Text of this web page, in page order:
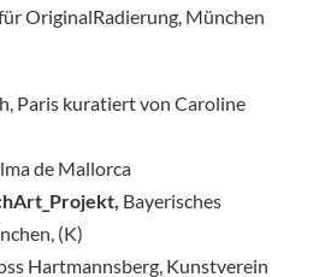
OriginalRadierung, München
Paris kuratiert von Caroline
de Mallorca
Bayerisches
(K)
Hartmannsberg, Kunstverein